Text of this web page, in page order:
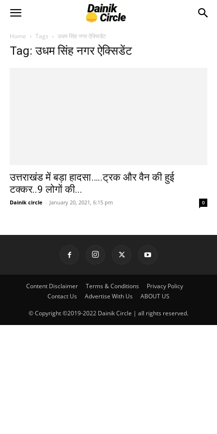
Home Tags उधम सिंह नगर ऐक्सिडेंट
Tag: उधम सिंह नगर ऐक्सिडेंट
उत्तराखंड में बड़ा हादसा…..ट्रक और वैन की हुई
टक्कर..9 लोगों की...
Dainik circle - January 20, 2021, 6:15 pm 0
Content Disclaimer Terms & Conditions
Privacy Policy
Contact Us
Advertise With Us ABOUT US
© Copyright ©2019-2022 Dainik Circle | all rights reserved.